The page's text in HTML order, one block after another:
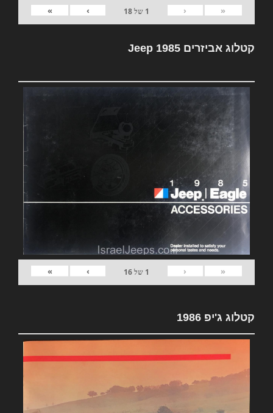
«
‹
1 של18
›
»
קטלוג אביזרים Jeep 1985
«
‹
1 של16
›
»
קטלוג ג'יפ 1986